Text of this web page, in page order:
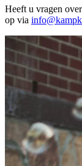
Heeft u vragen
op via